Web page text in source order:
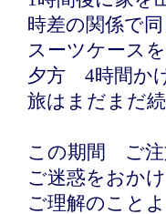
時差の関係で
スーツケース
夕方 4時間か
旅はまだまだ
この期間 ご注
ご迷惑をおか
ご理解のこと